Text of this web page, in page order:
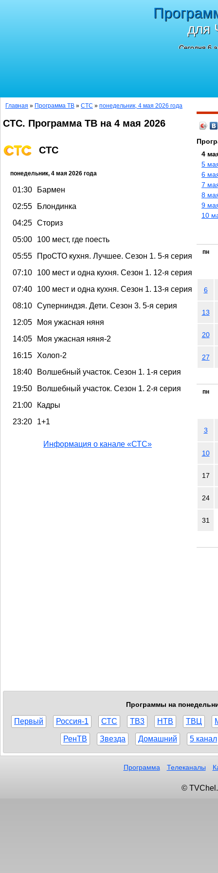
для
Сегодня 6
Главная » Программа ТВ » СТС » понедельник, 4 мая 2026 года
СТС. Программа ТВ на 4 мая 2026
СТС
понедельник, 4 мая 2026 года
01:30
Бармен
02:55
Блондинка
04:25 Сториз
05:00
100 мест, где поесть
05:55
ПроСТО кухня. Лучшее. Сезон 1. 5-я серия
07:10
100 мест и одна кухня. Сезон 1. 12-я серия
07:40
100 мест и одна кухня. Сезон 1. 13-я серия
08:10 Суперниндзя. Дети. Сезон 3. 5-я серия
12:05
Моя ужасная няня
14:05
Моя ужасная няня-2
16:15
Холоп-2
18:40
Волшебный участок. Сезон 1. 1-я серия
19:50
Волшебный участок. Сезон 1. 2-я серия
21:00
Кадры
23:20
1+1
Информация о канале «СТС»
4
5
6
7
8
9
10
пн
6
13
20
27
пн
3
10
17
24
31
Программы на
Первый Россия-1 СТС ТВ3 НТВ ТВЦ
РенТВ Звезда Домашний 5 канал
Программа Телеканалы
©